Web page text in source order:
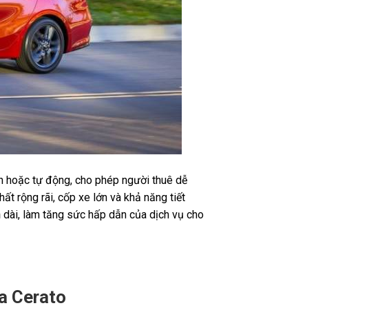
hoặc tự động, cho phép người thuê dễ
rộng rãi, cốp xe lớn và khả năng tiết
làm tăng sức hấp dẫn của dịch vụ cho
Cerato